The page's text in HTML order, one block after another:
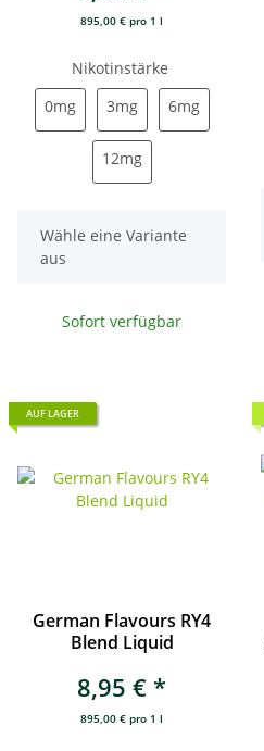
895,00 € pro 1 l
Nikotinstärke
0mg0mg 3mg3mg 6mg6mg
12mg12mg
x
Wähle eine Variante
aus
Sofort verfügbar
AUF LAGER
German Flavours RY4
Blend Liquid
8,95 € *
895,00 € pro 1 l